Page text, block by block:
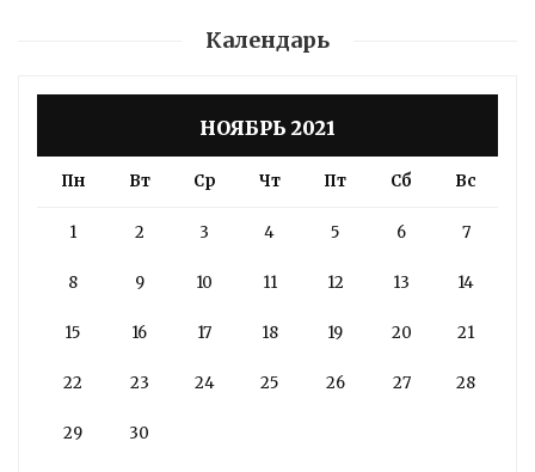
Календарь
НОЯБРЬ 2021
Пн Вт Ср Чт Пт Сб Вс
1 2 3 4 5 6 7
8 9 10 11 12 13 14
15 16 17 18 19 20 21
22 23 24 25 26 27 28
29 30